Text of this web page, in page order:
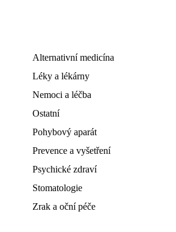
Alternativní medicína
Léky a lékárny
Nemoci a léčba
Ostatní
Pohybový aparát
Prevence a vyšetření
Psychické zdraví
Stomatologie
Zrak a oční péče